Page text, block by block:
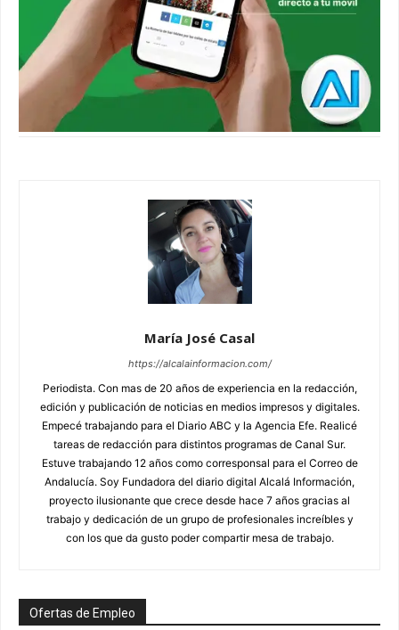
María José Casal
https://alcalainformacion.com/
Periodista. Con mas de 20 años de experiencia en la redacción,
edición y publicación de noticias en medios impresos y digitales.
Empecé trabajando para el Diario ABC y la Agencia Efe. Realicé
tareas de redacción para distintos programas de Canal Sur.
Estuve trabajando 12 años como corresponsal para el Correo de
Andalucía. Soy Fundadora del diario digital Alcalá Información,
proyecto ilusionante que crece desde hace 7 años gracias al
trabajo y dedicación de un grupo de profesionales increíbles y
con los que da gusto poder compartir mesa de trabajo.
Ofertas de Empleo